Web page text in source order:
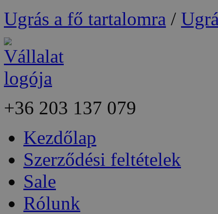
Ugrás a fő tartalomra /
+36 203 137 079
Kezdőlap
Szerződési feltételek
Sale
Rólunk